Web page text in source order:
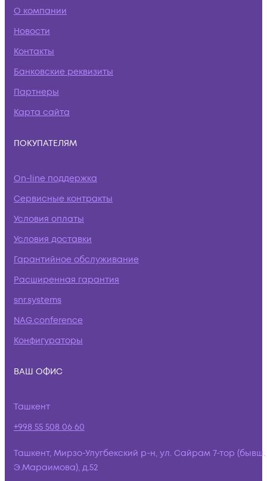
О компании
Новости
Контакты
Банковские реквизиты
Партнеры
Карта сайта
ПОКУПАТЕЛЯМ
On-line поддержка
Сервисные контракты
Условия оплаты
Условия доставки
Гарантийное обслуживание
Расширенная гарантия
snr.systems
NAG.conference
Конфигураторы
ВАШ ОФИС
Ташкент
+998 55 508 06 60
Ташкент, Мирзо-Улугбекский р-н, ул. Сайрам 7-тор (бывш.
Э.Мараимова), д.52